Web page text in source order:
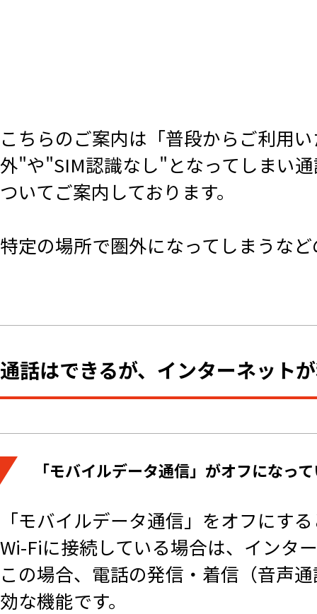
こちらのご案内は「普段からご利用
外"や"SIM認識なし"となってしまい
ついてご案内しております。
特定の場所で圏外になってしまうな
通話はできるが、インターネット
「モバイルデータ通信」がオフになっ
「モバイルデータ通信」をオフにす
Wi-Fiに接続している場合は、インタ
この場合、電話の発信・着信（音声
効な機能です。